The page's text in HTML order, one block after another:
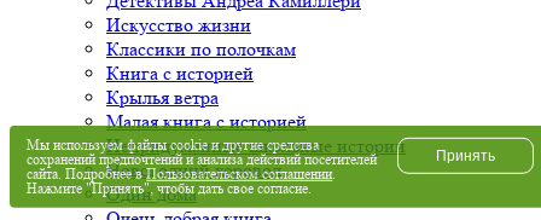
Искусство жизни
Классики по полочкам
Книга с историей
Крылья ветра
Малая книга с историей
Непридуманные школьные истории
Новогодний хоровод
Один дома
Мы используем файлы cookie и другие средства
сохранений предпочтений и анализа действий посетителей
сайта. Подробнее вПользовательском соглашении.
Нажмите "Принять", чтобы дать свое согласие.
Принять